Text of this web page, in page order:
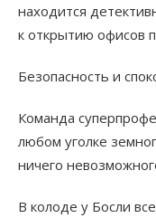
находится
к открытию офисов
Безопасность и
Команда
любом уголке
ничего
В колоде у Босли